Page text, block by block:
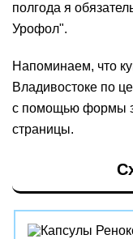
полгода я
Урофол".
Напоминаем, что
Владивостоке по
с помощью формы
страницы.